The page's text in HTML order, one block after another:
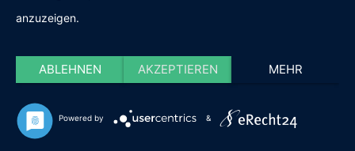
anzuzeigen.
ABLEHNEN AKZEPTIEREN MEHR
Powered by &